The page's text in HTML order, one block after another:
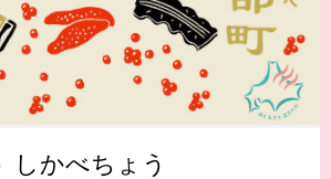
しかべちょう